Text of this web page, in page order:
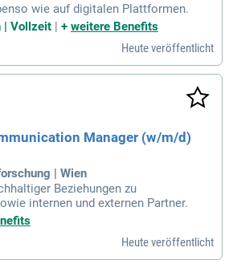
wie auf digitalen Plattformen.
| Vollzeit | + weitere Benefits
Heute veröffentlicht
Manager (w/m/d)
| Wien
Beziehungen zu
internen und externen Partner.
Heute veröffentlicht